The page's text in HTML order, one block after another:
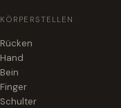
KÖRPERSTELLEN
Rücken
Hand
Bein
Finger
Schulter